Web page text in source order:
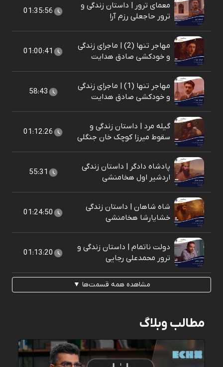
معمای ترور | داستان زندگی و
ترور حاجعلی رزم آرا
01:35:56
مهاجر تنها (2) | ماجرای زندگی
و خودکشی صادق هدایت
01:00:41
مهاجر تنها (1) | ماجرای زندگی
و خودکشی صادق هدایت
58:43
گیله مرد | داستان زندگی و
سقوط میرزا کوچک خان جنگلی
01:12:26
پادشاه دادگر | داستان زندگی
اردشیر اول هخامنشی
55:31
شاه شاهان | داستان زندگی
خشایارشا هخامنشی
01:24:50
دولت ناتمام | داستان زندگی و
ترور محمدعلی رجایی
01:13:20
مشاهده همه قسمت‌ها ▼
مطالب وبلاگ